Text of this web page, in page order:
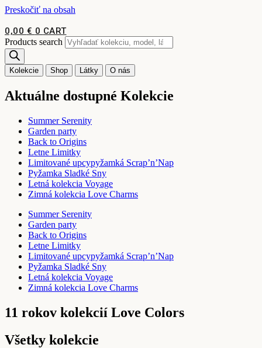
Preskočiť na obsah
0,00 € 0 CART
Products search
Kolekcie Shop Látky O nás
Aktuálne dostupné Kolekcie
Summer Serenity
Garden party
Back to Origins
Letne Limitky
Limitované upcypyžamká Scrap’n’Nap
Pyžamka Sladké Sny
Letná kolekcia Voyage
Zimná kolekcia Love Charms
Summer Serenity
Garden party
Back to Origins
Letne Limitky
Limitované upcypyžamká Scrap’n’Nap
Pyžamka Sladké Sny
Letná kolekcia Voyage
Zimná kolekcia Love Charms
11 rokov kolekcií Love Colors
Všetky kolekcie